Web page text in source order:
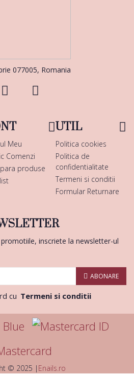
077005, Romania
Meu
Comenzi
produse
UTIL
Politica cookies
Politica de
confidentialitate
Termeni si conditii
Formular Returnare
inscriete la newsletter-ul
ABONARE
cu Termeni si conditii
© 2025 | Enails.ro